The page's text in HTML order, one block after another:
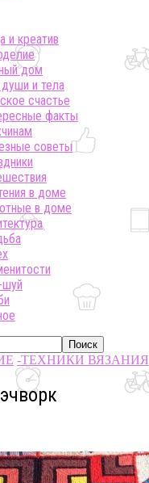
и креатив
дом
и тела
счастье
факты
советы
в доме
в доме
-ТЕХНИКИ ВЯЗАНИЯ